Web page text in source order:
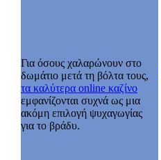
Για όσους χαλαρώνουν στο
δωμάτιο μετά τη βόλτα τους,
τα καλύτερα online καζίνο
εμφανίζονται συχνά ως μια
ακόμη επιλογή ψυχαγωγίας
για το βράδυ.